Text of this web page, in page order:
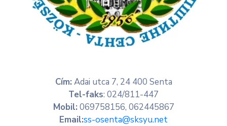
Informátor
​Cím: Adai utca 7, 24 400 Senta
Tel-faks: 024/811-447
Mobil: 069758156, 062445867
Email:ss-osenta@sksyu.net